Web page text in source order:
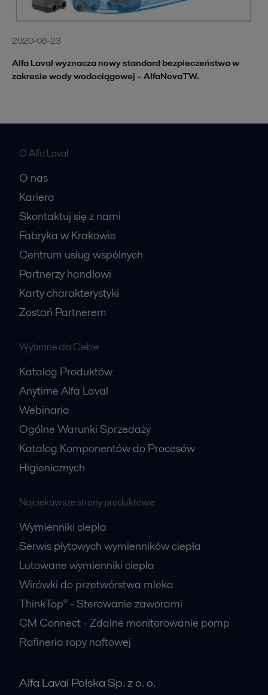
2020-06-23
Alfa Laval wyznacza nowy standard bezpieczeństwa w
zakresie wody wodociągowej – AlfaNovaTW.
O Alfa Laval
O nas
Kariera
Skontaktuj się z nami
Fabryka w Krakowie
Centrum usług wspólnych
Partnerzy handlowi
Karty charakterystyki
Zostań Partnerem
Wybrane dla Ciebie
Katalog Produktów
Anytime Alfa Laval
Webinaria
Ogólne Warunki Sprzedaży
Katalog Komponentów do Procesów
Higienicznych
Najciekawsze strony produktowe
Wymienniki ciepła
Serwis płytowych wymienników ciepła
Lutowane wymienniki ciepła
Wirówki do przetwórstwa mleka
ThinkTop® - Sterowanie zaworami
CM Connect - Zdalne monitorowanie pomp
Rafineria ropy naftowej
Alfa Laval Polska Sp. z o. o.